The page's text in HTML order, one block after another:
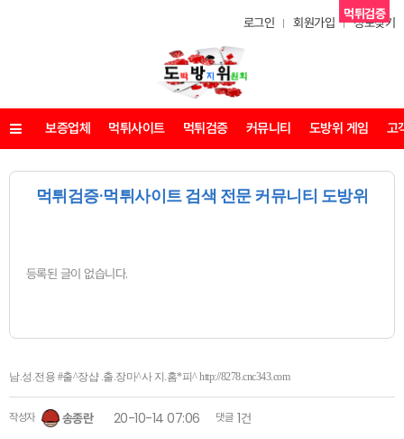
로그인 회원가입 정보찾기
메뉴 보증업체 먹튀사이트 먹튀검증 커뮤니티 도방위 게임 고
먹튀검증·먹튀사이트 검색 전문 커뮤니티 도방위
등록된 글이 없습니다.
먹튀검증
남.성.전용 #출^장샵 .출.장마^사 지.홈*피^ http://8278.cnc343.com
작성자 송종란 20-10-14 07:06 댓글 1건